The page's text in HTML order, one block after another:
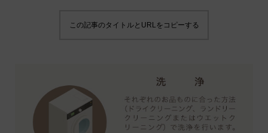
この記事のタイトルとURLをコピーする